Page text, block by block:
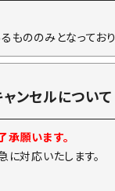
ののみとなっており
ンセルについて
願います。
対応いたします。